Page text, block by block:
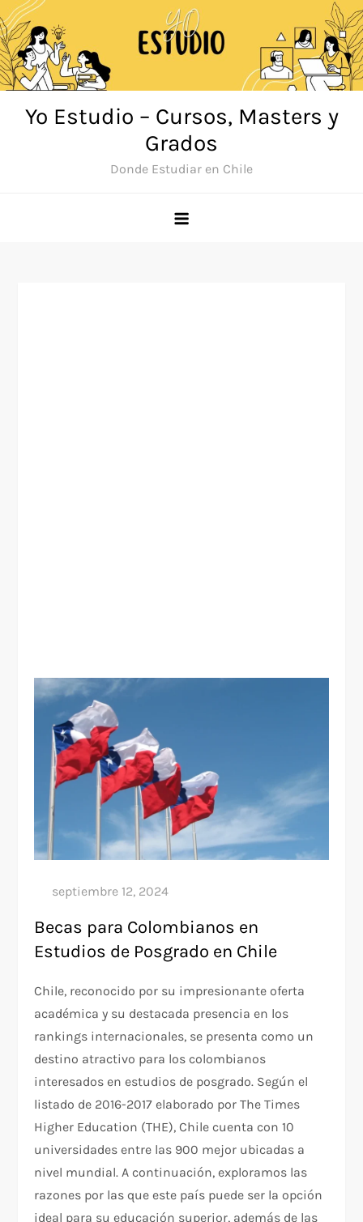
Saltar
al
contenido
Yo Estudio – Cursos, Masters y
Grados
Donde Estudiar en Chile
Becas para Colombianos en
Estudios de Posgrado en Chile
Chile, reconocido por su impresionante oferta
académica y su destacada presencia en los
rankings internacionales, se presenta como un
destino atractivo para los colombianos
interesados en estudios de posgrado. Según el
listado de 2016-2017 elaborado por The Times
Higher Education (THE), Chile cuenta con 10
universidades entre las 900 mejor ubicadas a
nivel mundial. A continuación, exploramos las
razones por las que este país puede ser la opción
ideal para su educación superior, además de las